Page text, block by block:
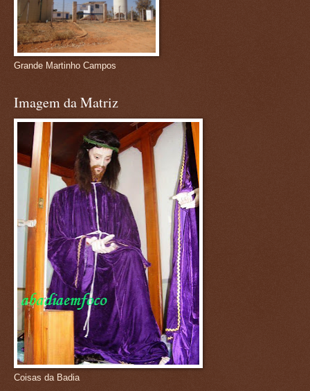
Grande Martinho Campos
Imagem da Matriz
Coisas da Badia